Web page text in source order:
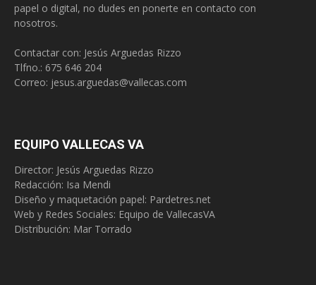
papel o digital, no dudes en ponerte en contacto con
nosotros.
Contactar con: Jesús Arguedas Rizzo
Tlfno.: 675 646 204
Correo: jesus.arguedas@vallecas.com
EQUIPO VALLECAS VA
Director: Jesús Arguedas Rizzo
Redacción: Isa Mendi
Diseño y maquetación papel: Pardetres.net
Web y Redes Sociales: Equipo de VallecasVA
Distribución: Mar Torrado